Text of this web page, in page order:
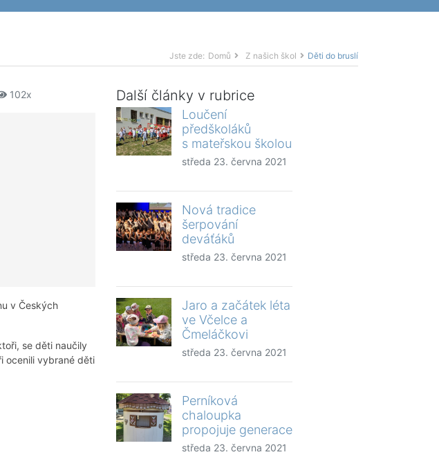
Jste zde: Domů Z našich škol Děti do bruslí
102x
v Českých
se děti naučily
ocenili vybrané děti
Další články v rubrice
Loučení
předškoláků
s mateřskou školou
středa 23. června 2021
Nová tradice
šerpování
deváťáků
středa 23. června 2021
Jaro a začátek léta
ve Včelce a
Čmeláčkovi
středa 23. června 2021
Perníková
chaloupka
propojuje generace
středa 23. června 2021